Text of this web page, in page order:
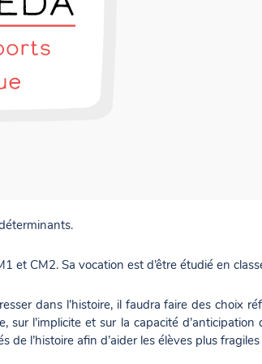
et CM2. Sa vocation est d’être étudié en
dans l’histoire, il faudra faire des choix
l’implicite et sur la capacité
l’histoire afin d’aider les élèves plus
pédagogiques sur
avec détail des consignes et de l'articulation
fiche d'activité propose de la
de l'anticipation où l'imagination des